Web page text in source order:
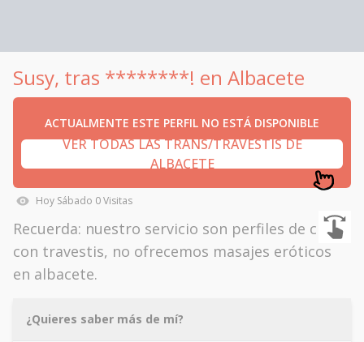
Susy, tras ********! en Albacete
ACTUALMENTE ESTE PERFIL NO ESTÁ DISPONIBLE
VER TODAS LAS TRANS/TRAVESTIS DE
ALBACETE
Hoy Sábado 0Visitas
Recuerda: nuestro servicio son perfiles de citas
con travestis, no ofrecemos masajes eróticos
en albacete.
¿Quieres saber más de mí?